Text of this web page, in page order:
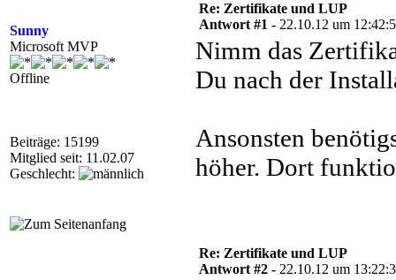
Sunny
Microsoft MVP
Offline
Beiträge: 15199
Mitglied seit: 11.02.07
Geschlecht:
Re: Zertifikate und LUP
Antwort #1 - 22.10.12 um
Nimm das
Du nach der
Ansonsten
höher. Dort
Re: Zertifikate und LUP
Antwort #2 - 22.10.12 um